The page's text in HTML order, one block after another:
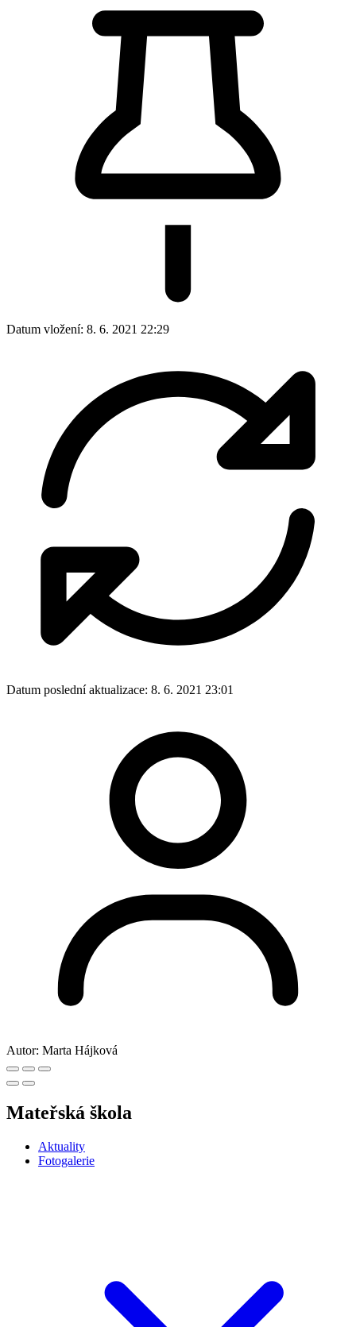
Datum vložení: 8. 6. 2021 22:29
Datum poslední aktualizace: 8. 6. 2021 23:01
Autor: Marta Hájková
Mateřská škola
Aktuality
Fotogalerie